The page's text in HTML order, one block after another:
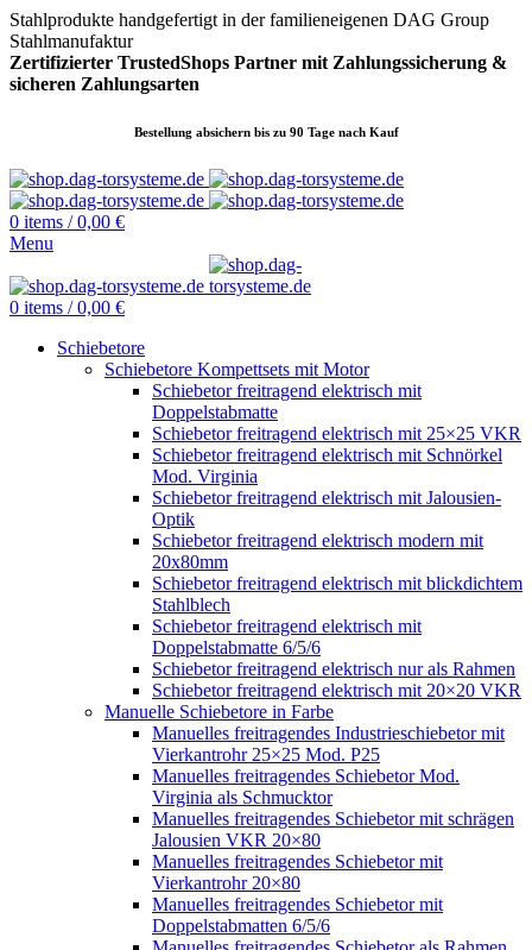
Stahlprodukte handgefertigt in der familieneigenen DAG Group
Stahlmanufaktur
Zertifizierter TrustedShops Partner mit Zahlungssicherung &
sicheren Zahlungsarten
Bestellung absichern bis zu 90 Tage nach Kauf
0 items / 0,00 €
Menu
0 items / 0,00 €
Schiebetore
Schiebetore Kompettsets mit Motor
Schiebetor freitragend elektrisch mit
Doppelstabmatte
Schiebetor freitragend elektrisch mit 25×25 VKR
Schiebetor freitragend elektrisch mit Schnörkel
Mod. Virginia
Schiebetor freitragend elektrisch mit Jalousien-
Optik
Schiebetor freitragend elektrisch modern mit
20x80mm
Schiebetor freitragend elektrisch mit blickdichtem
Stahlblech
Schiebetor freitragend elektrisch mit
Doppelstabmatte 6/5/6
Schiebetor freitragend elektrisch nur als Rahmen
Schiebetor freitragend elektrisch mit 20×20 VKR
Manuelle Schiebetore in Farbe
Manuelles freitragendes Industrieschiebetor mit
Vierkantrohr 25×25 Mod. P25
Manuelles freitragendes Schiebetor Mod.
Virginia als Schmucktor
Manuelles freitragendes Schiebetor mit schrägen
Jalousien VKR 20×80
Manuelles freitragendes Schiebetor mit
Vierkantrohr 20×80
Manuelles freitragendes Schiebetor mit
Doppelstabmatten 6/5/6